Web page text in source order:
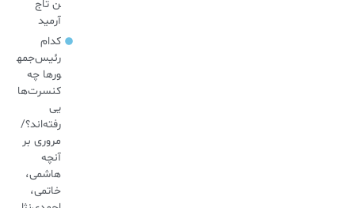
ن تاج
آرمید
کدام
رئیس‌جمه
ورها چه
کنسرت‌ها
یی
رفته‌اند؟/
مروری بر
آنچه
هاشمی،
خاتمی،